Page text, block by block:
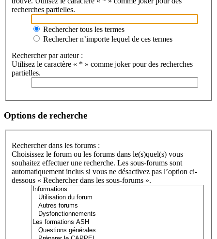
recherches partielles.
Rechercher tous les termes
Rechercher n’importe lequel de ces termes
Rechercher par auteur :
Utilisez le caractère « * » comme joker pour des recherches
partielles.
Options de recherche
Rechercher dans les forums :
Choisissez le forum ou les forums dans le(s)quel(s) vous
souhaitez effectuer une recherche. Les sous-forums sont
automatiquement inclus si vous ne désactivez pas l’option ci-
dessous « Rechercher dans les sous-forums ».